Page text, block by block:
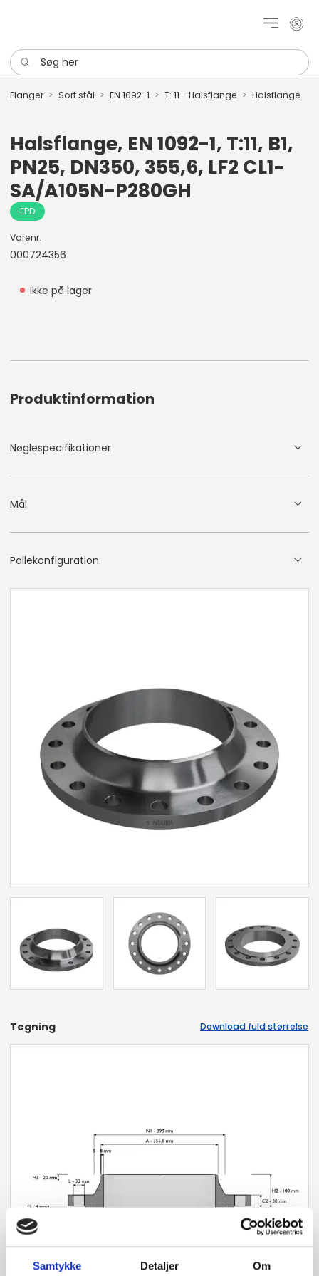
Samtykke Detaljer Om
Mit
Søg her
Flanger Sort stål EN 1092-1 T: 11 - Halsflange Halsflange
Halsflange, EN 1092-1, T:11, B1,
PN25, DN350, 355,6, LF2 CL1-
SA/A105N-P280GH
EPD
Varenr.
000724356
Ikke på lager
Produktinformation
Nøglespecifikationer
Mål
Pallekonfiguration
Tegning Download fuld størrelse